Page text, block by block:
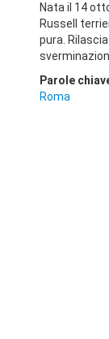
Nata il 14
Russell
pura.
Parole
Roma